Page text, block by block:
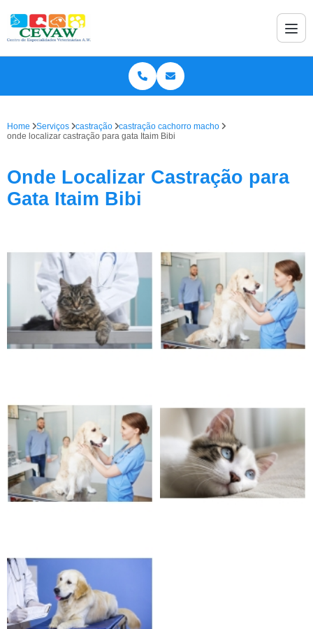
Home Serviços castração
castração cachorro macho
onde localizar castração para gata Itaim Bibi
Onde Localizar Castração para
Gata Itaim Bibi